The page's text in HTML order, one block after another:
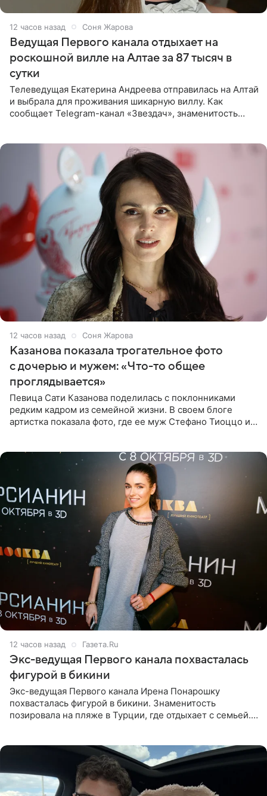
12 часов назад Соня Жарова
Ведущая Первого канала отдыхает на
роскошной вилле на Алтае за 87 тысяч в
сутки
Телеведущая Екатерина Андреева отправилась на Алтай
и выбрала для проживания шикарную виллу. Как
сообщает Telegram-канал «Звездач», знаменитость
12 часов назад Соня Жарова
Казанова показала трогательное фото
с дочерью и мужем: «Что-то общее
проглядывается»
Певица Сати Казанова поделилась с поклонниками
редким кадром из семейной жизни. В своем блоге
артистка показала фото, где ее муж Стефано Тиоццо и
12 часов назад Газета.Ru
Экс-ведущая Первого канала похвасталась
фигурой в бикини
Экс-ведущая Первого канала Ирена Понарошку
похвасталась фигурой в бикини. Знаменитость
позировала на пляже в Турции, где отдыхает с семьей.